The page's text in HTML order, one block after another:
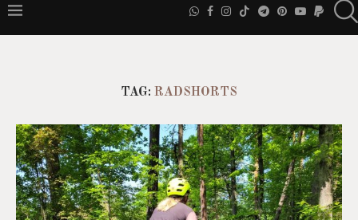
TAG: RADSHORTS